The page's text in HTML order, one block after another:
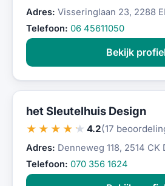
Adres: Visseringlaan 23, 2288
Telefoon: 06 45611050
Bekijk
het Sleutelhuis Design
★★★★★ 4.2(17
Adres: Denneweg 118, 2514 CK
Telefoon: 070 356 1624